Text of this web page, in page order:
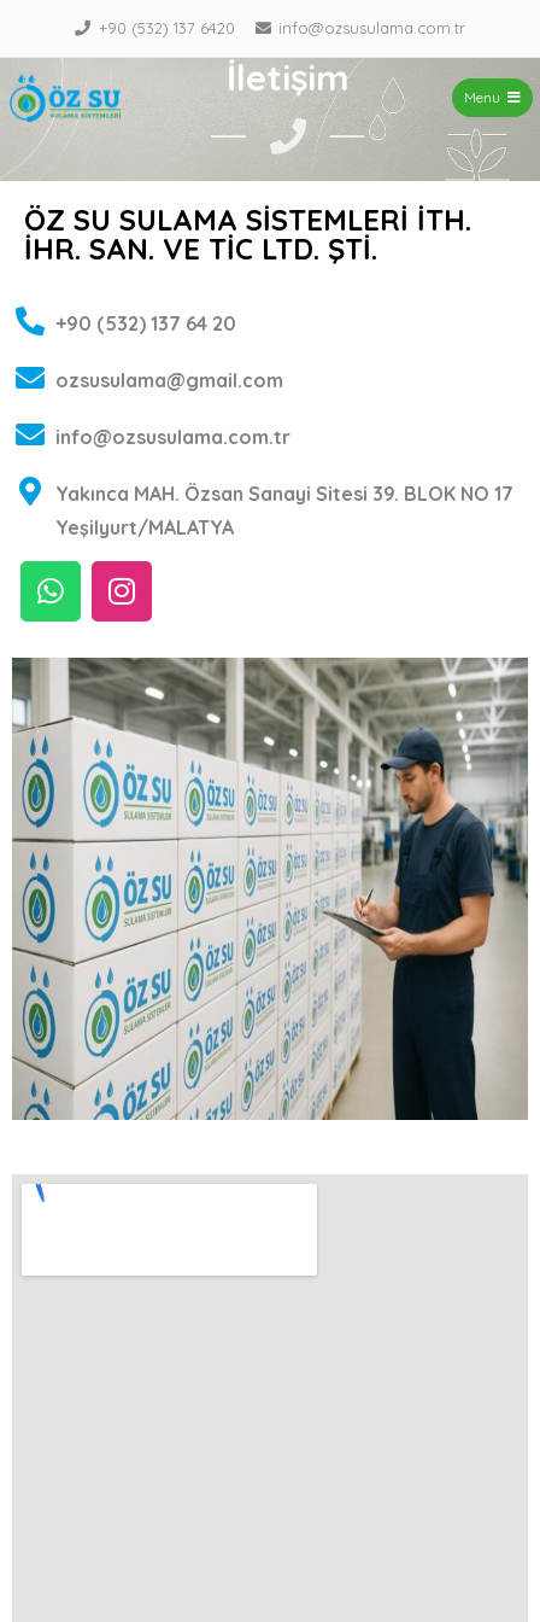
+90 (532) 137 6420 info@ozsusulama.com.tr
ÖZ SU – Sulama Sistemleri
Menu
İletişim
ÖZ SU SULAMA SİSTEMLERİ İTH.
İHR. SAN. VE TİC LTD. ŞTİ.
+90 (532) 137 64 20
ozsusulama@gmail.com
info@ozsusulama.com.tr
Yakınca MAH. Özsan Sanayi Sitesi 39. BLOK NO 17
Yeşilyurt/MALATYA